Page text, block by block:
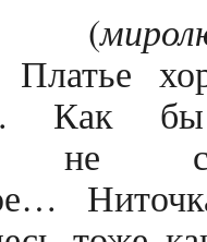
(
Как бы
не